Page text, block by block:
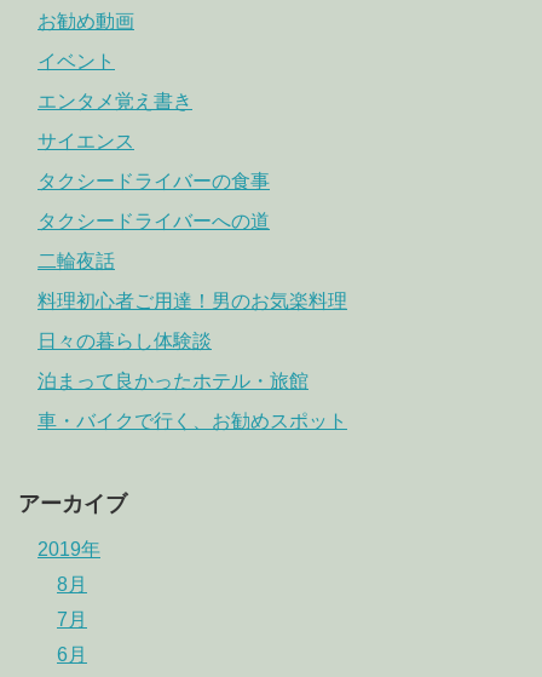
お勧め動画
イベント
エンタメ覚え書き
サイエンス
タクシードライバーの食事
タクシードライバーへの道
二輪夜話
料理初心者ご用達！男のお気楽料理
日々の暮らし体験談
泊まって良かったホテル・旅館
車・バイクで行く、お勧めスポット
アーカイブ
2019年
8月
7月
6月